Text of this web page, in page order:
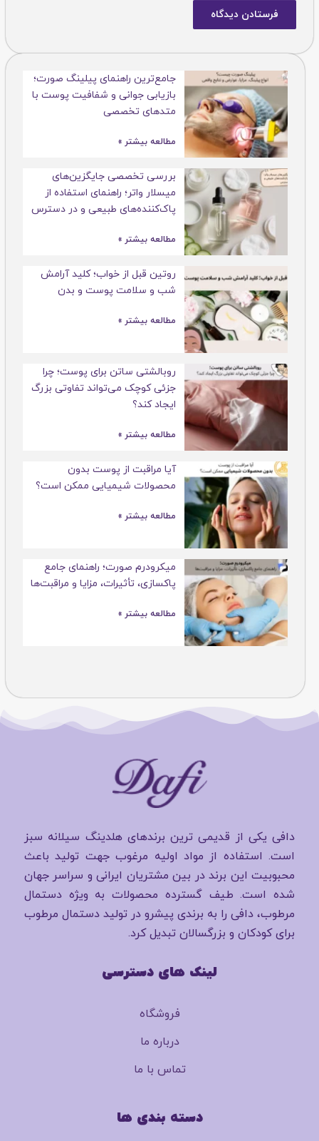
جامع‌ترین راهنمای پیلینگ صورت؛
بازیابی جوانی و شفافیت پوست با
متدهای تخصصی
مطالعه بیشتر »
بررسی تخصصی جایگزین‌های
میسلار واتر؛ راهنمای استفاده از
پاک‌کننده‌های طبیعی و در دسترس
مطالعه بیشتر »
روتین قبل از خواب؛ کلید آرامش
شب و سلامت پوست و بدن
مطالعه بیشتر »
روبالشتی ساتن برای پوست؛ چرا
جزئی کوچک می‌تواند تفاوتی بزرگ
ایجاد کند؟
مطالعه بیشتر »
آیا مراقبت از پوست بدون
محصولات شیمیایی ممکن است؟
مطالعه بیشتر »
میکرودرم صورت؛ راهنمای جامع
پاکسازی، تأثیرات، مزایا و مراقبت‌ها
مطالعه بیشتر »
دافی یکی از قدیمی ترین برندهای هلدینگ سیلانه سبز
است. استفاده از مواد اولیه مرغوب جهت تولید باعث
محبوبیت این برند در بین مشتریان ایرانی و سراسر جهان
شده است. طیف گسترده محصولات به ویژه دستمال
مرطوب، دافی را به برندی پیشرو در تولید دستمال مرطوب
برای کودکان و بزرگسالان تبدیل کرد.
لینک های دسترسی
فروشگاه
درباره ما
تماس با ما
دسته بندی ها